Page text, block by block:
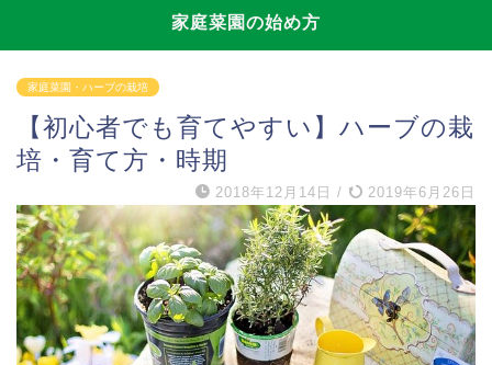
家庭菜園の始め方
家庭菜園・ハーブの栽培
【初心者でも育てやすい】ハーブの栽
培・育て方・時期
2018年12月14日 / 2019年6月26日